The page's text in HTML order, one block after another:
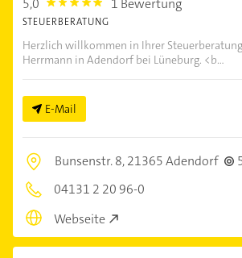
5,0 5.0 1 Bewertung
STEUERBERATUNG
Herzlich willkommen in Ihrer
Herrmann in Adendorf bei Lüneburg. <b...
E-Mail
Bunsenstr. 8,21365 Adendorf
04131 2 20 96-0
Webseite